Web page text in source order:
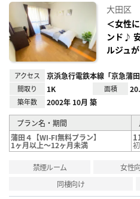
大田区
＜女性
ンド♪
ルジュ
アクセス 京浜急行電鉄本線「京急蒲
間取り 1K 面積
築年数 2002年 10月 築
プラン名・期間
蒲田４【WI-FI無料プラン】
1ヶ月以上～12ヶ月未満
禁煙ルーム 女性
同棲向け